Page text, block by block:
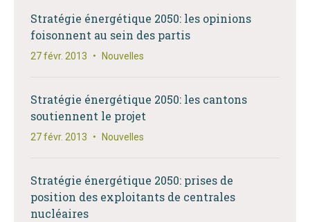
Stratégie énergétique 2050: les opinions
foisonnent au sein des partis
27 févr. 2013 • Nouvelles
Stratégie énergétique 2050: les cantons
soutiennent le projet
27 févr. 2013 • Nouvelles
Stratégie énergétique 2050: prises de
position des exploitants de centrales
nucléaires